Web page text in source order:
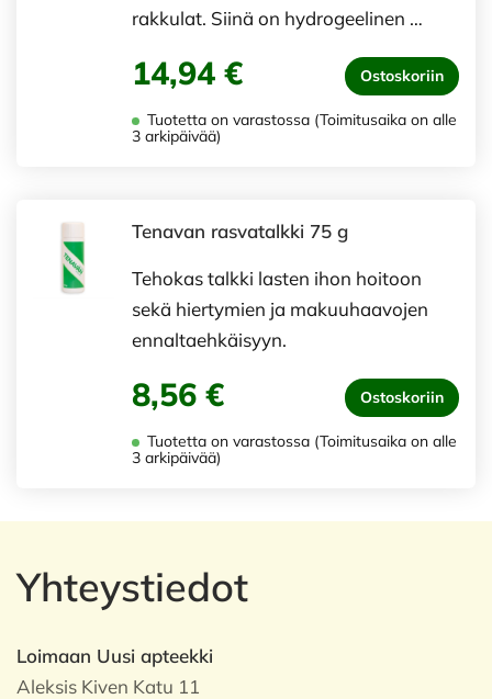
rakkulat. Siinä on hydrogeelinen …
14,94 € Ostoskoriin
Tuotetta on varastossa (Toimitusaika on alle
3 arkipäivää)
Tenavan rasvatalkki 75 g
Tehokas talkki lasten ihon hoitoon
sekä hiertymien ja makuuhaavojen
ennaltaehkäisyyn.
8,56 € Ostoskoriin
Tuotetta on varastossa (Toimitusaika on alle
3 arkipäivää)
Yhteystiedot
Loimaan Uusi apteekki
Aleksis Kiven Katu 11